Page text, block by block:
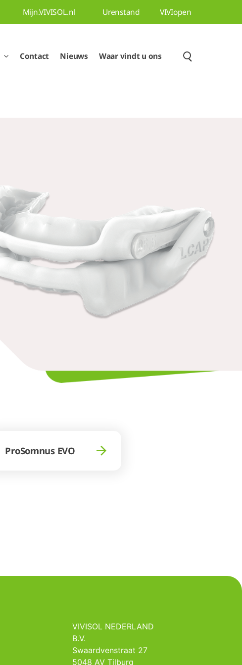
Mijn.VIVISOL.nl Urenstand VIVIopen
Contact Nieuws Waar vindt u ons
ProSomnus EVO
VIVISOL NEDERLAND
B.V.
Swaardvenstraat 27
5048 AV Tilburg